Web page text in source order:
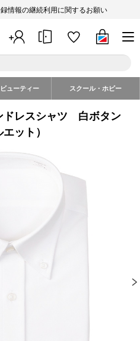
情報の継続利用に関するお願い
ューティー スクール・ホビー
レスシャツ 白ボタン
ット）